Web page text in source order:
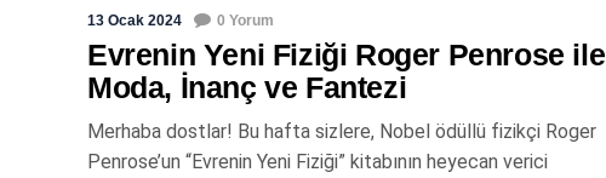
13 Ocak 2024 0 Yorum
Evrenin Yeni Fiziği Roger Penrose ile
Moda, İnanç ve Fantezi
Merhaba dostlar! Bu hafta sizlere, Nobel ödüllü fizikçi Roger
Penrose’un “Evrenin Yeni Fiziği” kitabının heyecan verici